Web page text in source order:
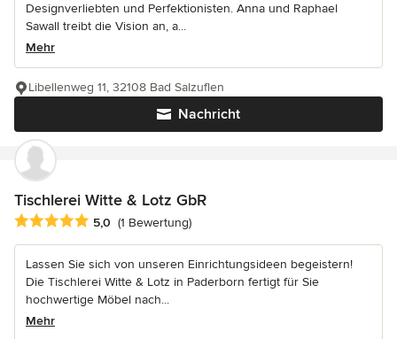
Designverliebten und Perfektionisten. Anna und Raphael
Sawall treibt die Vision an, a...
Mehr
Nachricht
Libellenweg 11, 32108 Bad Salzuflen
Tischlerei Witte & Lotz GbR
Durchschnittliche Bewertung: 5 von 5 Sternen
5,0 (1 Bewertung)
Lassen Sie sich von unseren Einrichtungsideen begeistern!
Die Tischlerei Witte & Lotz in Paderborn fertigt für Sie
hochwertige Möbel nach...
Mehr